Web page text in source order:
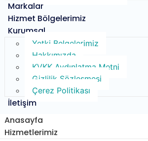
Markalar
Hizmet Bölgelerimiz
Kurumsal
Yetki Belgelerimiz
Hakkımızda
KVKK Aydınlatma Metni
Gizlilik Sözleşmesi
Çerez Politikası
İletişim
Anasayfa
Hizmetlerimiz